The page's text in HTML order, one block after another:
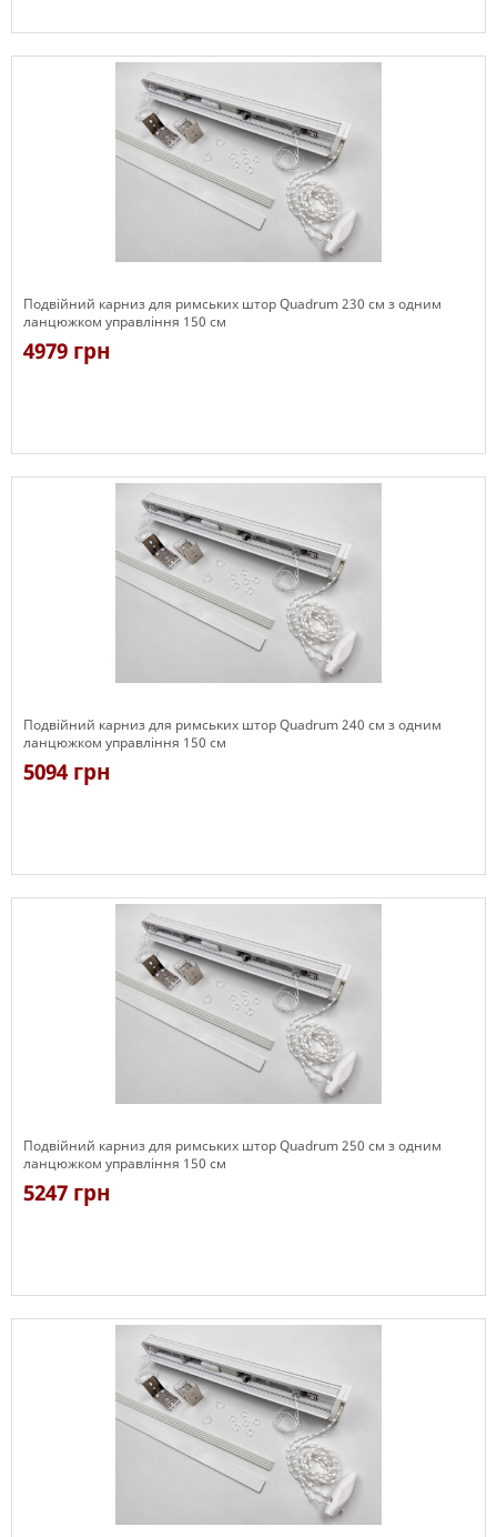
Подвійний карниз для римських штор Quadrum 230 см з одним
ланцюжком управління 150 см
4979 грн
Подвійний карниз для римських штор Quadrum 240 см з одним
ланцюжком управління 150 см
5094 грн
Подвійний карниз для римських штор Quadrum 250 см з одним
ланцюжком управління 150 см
5247 грн